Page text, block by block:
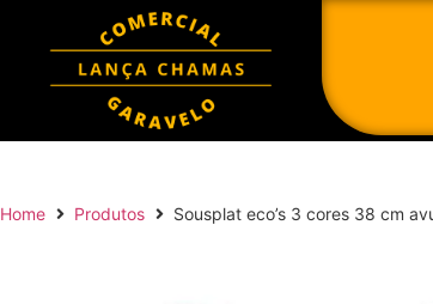
Home Produtos Sousplat eco’s 3 cores 38 cm